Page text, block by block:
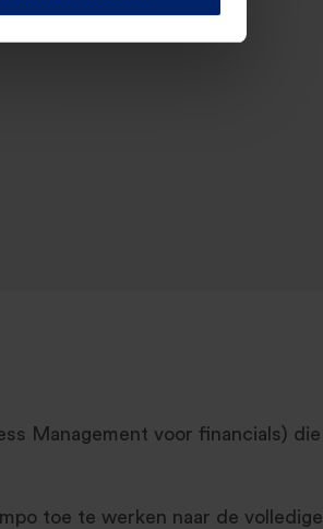
Management voor financials) die
toe te werken naar de volledige